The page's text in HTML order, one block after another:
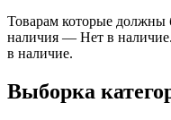
Товарам которые должны
наличия — Нет в
в наличие.
Выборка